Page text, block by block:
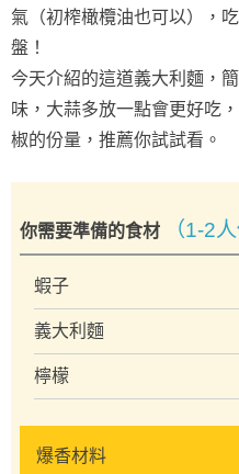
氣（初榨橄欖油也可以），
盤！
今天介紹的這道義大利麵，
味，大蒜多放一點會更好吃
椒的份量，推薦你試試看。
你需要準備的食材 （1-2人
蝦子
義大利麵
檸檬
爆香材料